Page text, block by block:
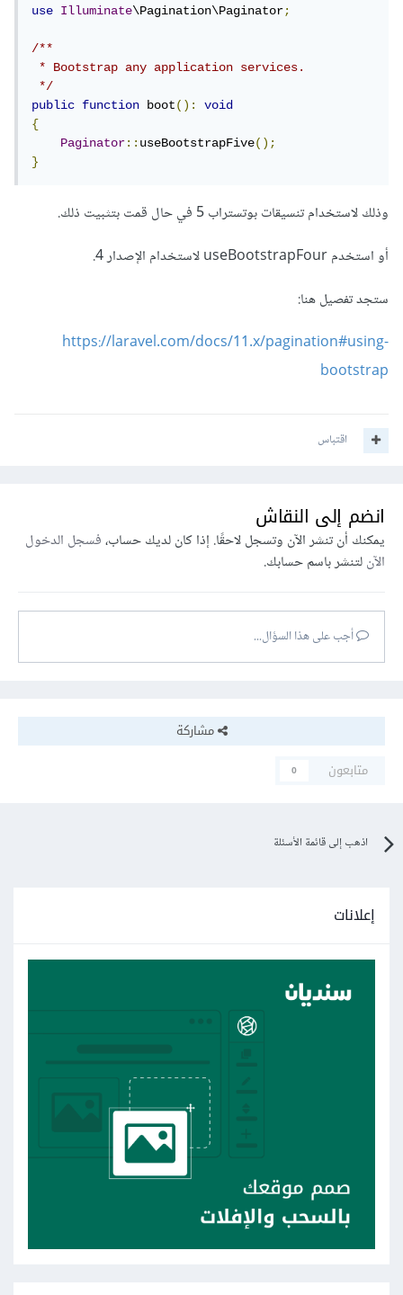
use Illuminate\Pagination\Paginator;
/**
* Bootstrap any application services.
*/
public
function boot():
void
{
Paginator::useBootstrapFive();
}
وذلك لاستخدام تنسيقات بوتستراب 5 في حال قمت بتثبيت ذلك.
أو استخدم useBootstrapFour لاستخدام الإصدار 4.
ستجد تفصيل هنا:
https://laravel.com/docs/11.x/pagination#using-
bootstrap
اقتباس
انضم إلى النقاش
يمكنك أن تنشر الآن وتسجل لاحقًا. إذا كان لديك حساب،فسجل الدخول
الآنلتنشر باسم حسابك.
أجب على هذا السؤال...
مشاركة
متابعون
0
اذهب إلى قائمة الأسئلة
إعلانات